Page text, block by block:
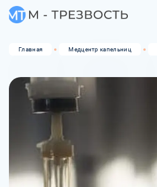
Главная Медцентр капельниц